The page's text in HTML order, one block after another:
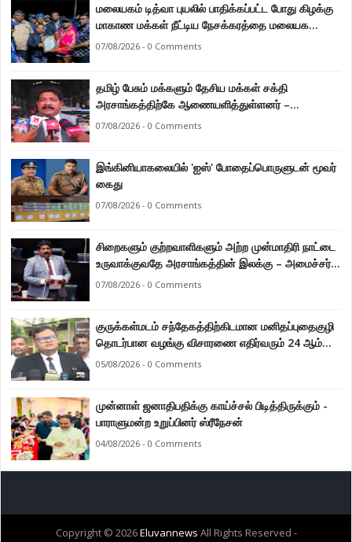
மலையகம் டித்வா புயலில் பாதிக்கப்பட்ட போது கிழக்கு
மாகாண மக்கள் நீட்டிய நேசக்கரத்தை மலையக
மக்கள் ஒருபோதும் மறக்கமாட்டார்கள் : நுவரெலியா
07/08/2026 - 0 Comments
தமிழ் பேசும் மக்களும் தேசிய மக்கள் சக்தி
அரசாங்கத்திற்கே ஆணையளித்துள்ளனர் –
கடற்றொழில் அமைச்சர் இராமலிங்கம் சந்திரசேகர்
07/08/2026 - 0 Comments
இங்கினியாகலையில் 'ஐஸ்' போதைப்பொருளுடன் மூவர்
கைது
07/08/2026 - 0 Comments
சிறைகளும் குற்றவாளிகளும் அற்ற முன்மாதிரி நாட்டை
உருவாக்குவதே அரசாங்கத்தின் இலக்கு – அமைச்சர்
இராமலிங்கம் சந்திரசேகர்
07/08/2026 - 0 Comments
குருக்கள்மடம் சந்தேகத்திற்கிடமான மனிதப்புதைகுழி
தொடர்பான வழங்கு விசாரணை எதிர்வரும் 24 ஆம்
திகதிக்கு தவணையிடப்பட்டுள்ளது.
05/08/2026 - 0 Comments
முன்னாள் ஜனாதிபதிக்கு காய்ச்சல் பிடித்திருக்கும் -
பாராளுமன்ற உறுப்பினர் ஸ்ரீநேசன்
04/08/2026 - 0 Comments
Copyright © 2026Eluvannews All Rights Reserved -